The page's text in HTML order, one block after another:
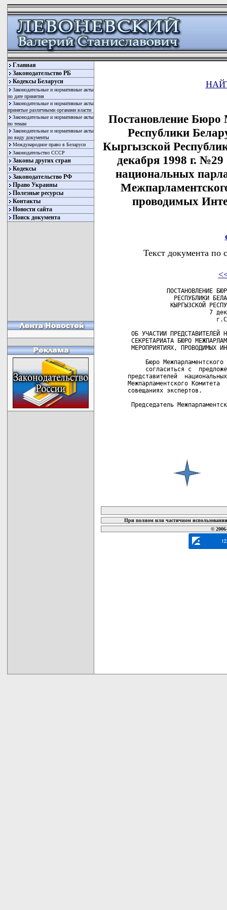
Главная
Законодательство РБ
Кодексы Беларуси
Законодательные и нормативные акты
по дате принятия
Законодательные и нормативные акты
принятые различными органами власти
Законодательные и нормативные акты
по темам
Законодательные и нормативные акты
по виду документы
Международное право в Беларуси
Законодательство СССР
Законы других стран
Кодексы
Законодательство РФ
Право Украины
Полезные ресурсы
Контакты
Новости сайта
Поиск документа
Постановление Бюро
Республики
Кыргызской
декабря 1998 г.
национальных
проводимых
Текст документа по
ПОСТАНОВЛЕНИЕ
РЕСПУБЛИКИ
КЫРГЫЗСКОЙ
7
ОБ УЧАСТИИ ПРЕДСТАВИТЕЛЕЙ
СЕКРЕТАРИАТА БЮРО
МЕРОПРИЯТИЯХ, ПРОВОДИМЫХ
Бюро Межпарламентского
согласиться с
представителей
Межпарламентского
совещаниях экспертов.
Председатель
При полном или частичном
©